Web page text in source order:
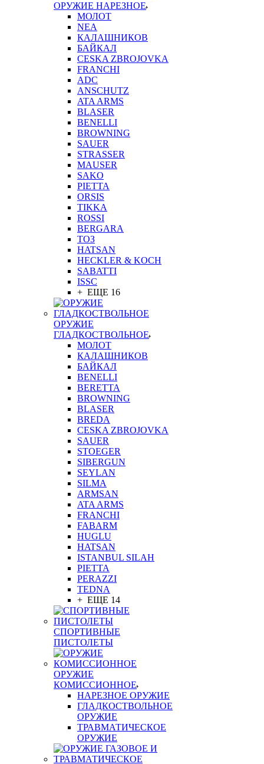
ОРУЖИЕ НАРЕЗНОЕ
МОЛОТ
NEA
КАЛАШНИКОВ
БАЙКАЛ
CESKA ZBROJOVKA
FRANCHI
ADC
ANSCHUTZ
ATA ARMS
BLASER
BENELLI
BROWNING
SAUER
STRASSER
MAUSER
SAKO
PIETTA
ORSIS
TIKKA
ROSSI
BERGARA
ТОЗ
HATSAN
HECKLER & KOCH
SABATTI
ISSC
+ ЕЩЕ 16
ОРУЖИЕ
ГЛАДКОСТВОЛЬНОЕ
МОЛОТ
КАЛАШНИКОВ
БАЙКАЛ
BENELLI
BERETTA
BROWNING
BLASER
BREDA
CESKA ZBROJOVKA
SAUER
STOEGER
SIBERGUN
SEYLAN
SILMA
ARMSAN
ATA ARMS
FRANCHI
FABARM
HUGLU
HATSAN
ISTANBUL SILAH
PIETTA
PERAZZI
TEDNA
+ ЕЩЕ 14
СПОРТИВНЫЕ
ПИСТОЛЕТЫ
ОРУЖИЕ
КОМИССИОННОЕ
НАРЕЗНОЕ ОРУЖИЕ
ГЛАДКОСТВОЛЬНОЕ
ОРУЖИЕ
ТРАВМАТИЧЕСКОЕ
ОРУЖИЕ